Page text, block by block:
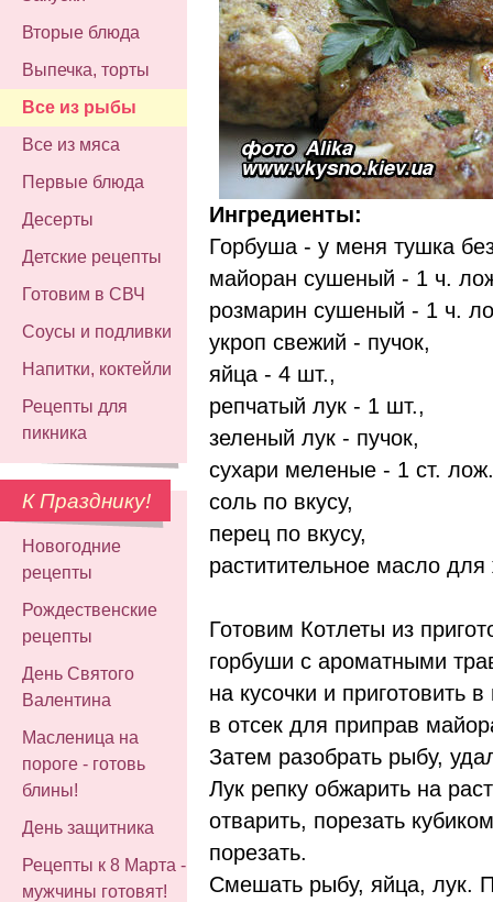
Вторые блюда
Выпечка, торты
Все из рыбы
Все из мяса
Первые блюда
Десерты
Детские рецепты
Готовим в СВЧ
Соусы и подливки
Напитки, коктейли
Рецепты для
пикника
К Празднику!
Новогодние
рецепты
Рождественские
рецепты
День Святого
Валентина
Масленица на
пороге - готовь
блины!
День защитника
Рецепты к 8 Марта -
мужчины готовят!
Ингредиенты:
Горбуша - у меня тушка
майоран сушеный - 1 ч.
розмарин сушеный - 1 ч.
укроп свежий - пучок,
яйца - 4 шт.,
репчатый лук - 1 шт.,
зеленый лук - пучок,
сухари меленые - 1 ст.
соль по вкусу,
перец по вкусу,
раститительное масло для
Готовим Котлеты из
горбуши с ароматными
на кусочки и приготовить
в отсек для приправ
Затем разобрать рыбу,
Лук репку обжарить на
отварить, порезать
порезать.
Смешать рыбу, яйца, лук.